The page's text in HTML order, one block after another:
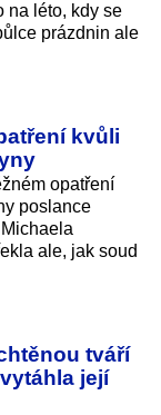
na léto, kdy se
prázdnin ale
kvůli
opatření
poslance
ale, jak soud
tváří
její